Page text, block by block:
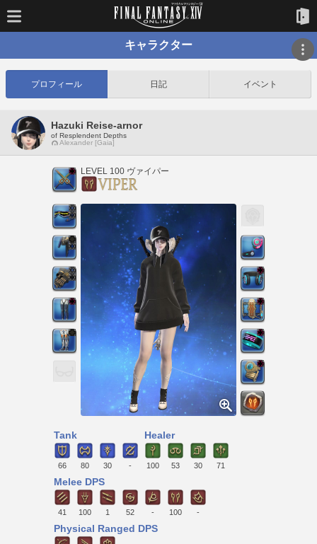
キャラクター
プロフィール 日記 イベント
Hazuki Reise-arnor
of Resplendent Depths
Alexander [Gaia]
LEVEL 100 ヴァイパー
Tank
66 80 30 -
Healer
100 53 30 71
Melee DPS
41 100 1 52 - 100 -
Physical Ranged DPS